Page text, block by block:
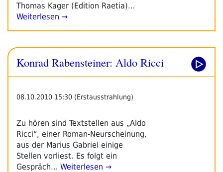
Thomas Kager (Edition Raetia)…
Weiterlesen →
Konrad Rabensteiner: Aldo Ricci
08.10.2010 15:30 (Erstausstrahlung)
Zu hören sind Textstellen aus „Aldo
Ricci“, einer Roman-Neurscheinung,
aus der Marius Gabriel einige
Stellen vorliest. Es folgt ein
Gespräch… Weiterlesen →